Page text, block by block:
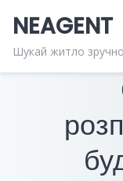
content
NEAGENT
Шукай житло